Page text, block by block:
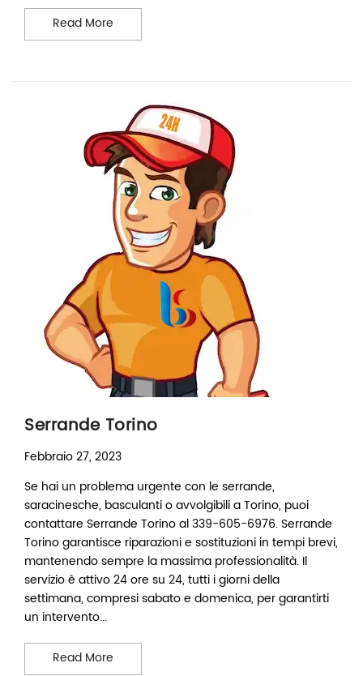
Read More
Serrande Torino
Febbraio 27, 2023
Se hai un problema urgente con le serrande,
saracinesche, basculanti o avvolgibili a Torino, puoi
contattare Serrande Torino al 339-605-6976. Serrande
Torino garantisce riparazioni e sostituzioni in tempi brevi,
mantenendo sempre la massima professionalità. Il
servizio è attivo 24 ore su 24, tutti i giorni della
settimana, compresi sabato e domenica, per garantirti
un intervento...
Read More